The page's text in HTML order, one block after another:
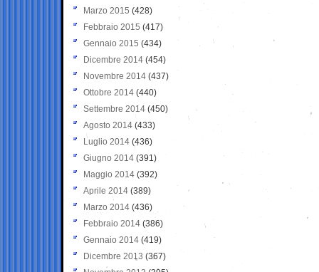
Marzo 2015 (428)
Febbraio 2015 (417)
Gennaio 2015 (434)
Dicembre 2014 (454)
Novembre 2014 (437)
Ottobre 2014 (440)
Settembre 2014 (450)
Agosto 2014 (433)
Luglio 2014 (436)
Giugno 2014 (391)
Maggio 2014 (392)
Aprile 2014 (389)
Marzo 2014 (436)
Febbraio 2014 (386)
Gennaio 2014 (419)
Dicembre 2013 (367)